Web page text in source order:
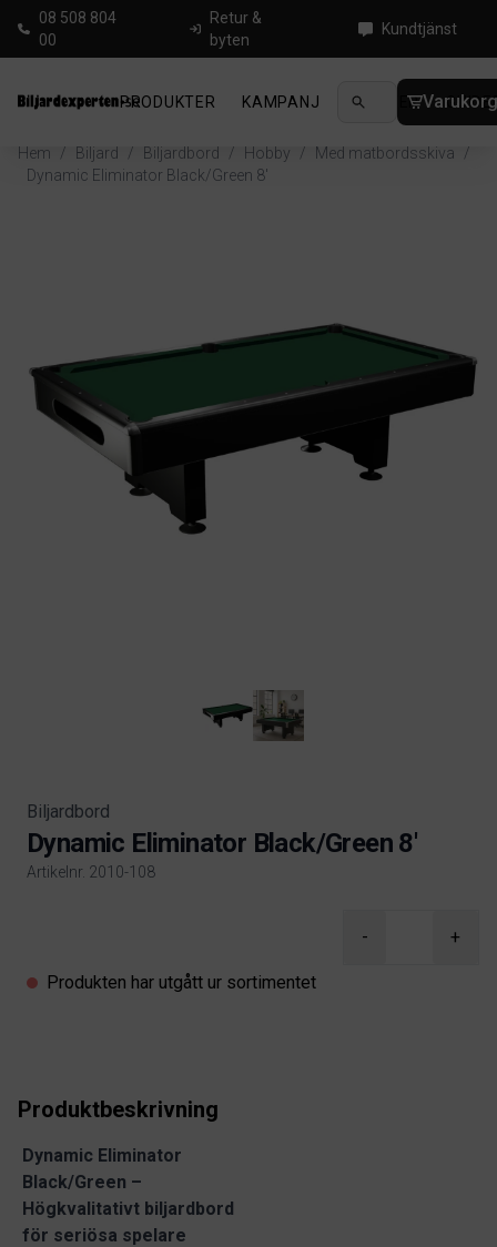
08 508 804
00
Retur &
byten
Kundtjänst
PRODUKTER KAMPANJ NYHETER
Hem / Biljard / Biljardbord / Hobby / Med matbordsskiva
/
Dynamic Eliminator Black/Green 8'
Biljardbord
Dynamic Eliminator Black/Green 8'
Artikelnr. 2010-108
- +
Produkten har utgått ur sortimentet
Produktbeskrivning
Dynamic Eliminator
Black/Green –
Högkvalitativt biljardbord
för seriösa spelare